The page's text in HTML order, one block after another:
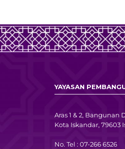
YAYASAN
Aras 1 & 2,
Kota Iskandar, 79603
No. Tel : 07-266 6526